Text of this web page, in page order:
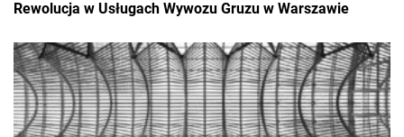
Rewolucja w Usługach Wywozu Gruzu w Warszawie